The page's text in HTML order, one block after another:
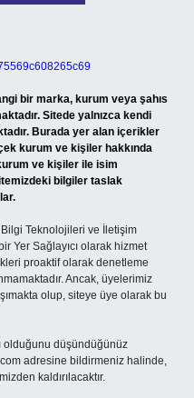
bir marka, kurum veya şahıs
Sitede yalnızca kendi
Burada yer alan içerikler
kurum ve kişiler hakkında
ve kişiler ile isim
bilgiler taslak
Teknolojileri ve İletişim
Yer Sağlayıcı olarak hizmet
proaktif olarak denetleme
Ancak, üyelerimiz
olup, siteye üye olarak bu
olduğunu düşündüğünüz
adresine bildirmeniz halinde,
kaldırılacaktır.